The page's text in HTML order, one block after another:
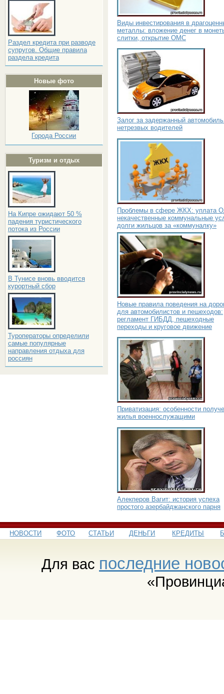
Раздел кредита при разводе
супругов. Общие правила
раздела кредита
Новые фото
Города России
Туризм и отдых
На Кипре ожидают 50 %
падения туристического
потока из России
В Тунисе вновь вводится
курортный сбор
Туроператоры определили
самые популярные
направления отдыха для
россиян
Виды инвестирования в
металлы: вложение денег в
слитки, открытие ОМС
Залог за задержанный
нетрезвых водителей
Проблемы в сфере ЖКХ: уплата
некачественные коммунальные
долги жильцов за «коммуналку»
Новые правила поведения на
для автомобилистов и пешеходов:
регламент ГИБДД, пешеходные
переходы и круговое движение
Приватизация: особенности
жилья военнослужащими
Алекперов Вагит: история успеха
простого азербайджанского парня
НОВОСТИ ФОТО СТАТЬИ ДЕНЬГИ КРЕДИТЫ
Для вас последние